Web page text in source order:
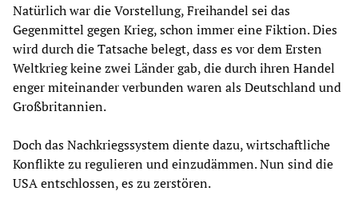
Natürlich war die Vorstellung, Freihandel sei das
Gegenmittel gegen Krieg, schon immer eine Fiktion. Dies
wird durch die Tatsache belegt, dass es vor dem Ersten
Weltkrieg keine zwei Länder gab, die durch ihren Handel
enger miteinander verbunden waren als Deutschland und
Großbritannien.
Doch das Nachkriegssystem diente dazu, wirtschaftliche
Konflikte zu regulieren und einzudämmen. Nun sind die
USA entschlossen, es zu zerstören.